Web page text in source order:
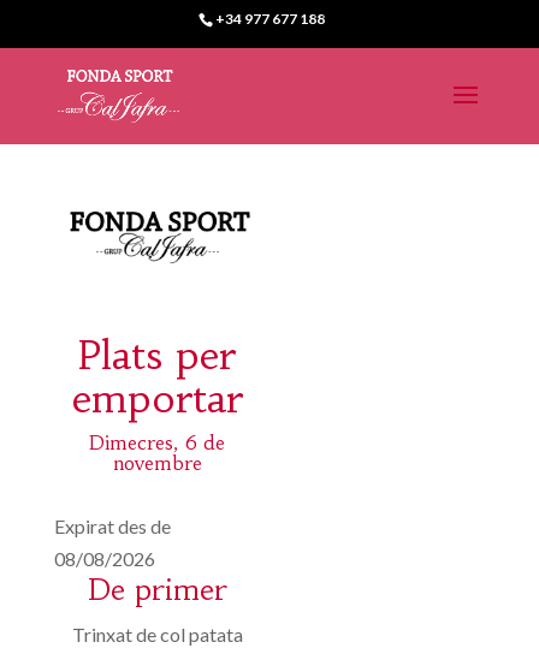
+34 977 677 188
Plats per
emportar
Dimecres, 6 de
novembre
Expirat des de
08/08/2026
De primer
Trinxat de col patata